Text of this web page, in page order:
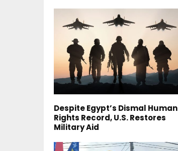
Despite Egypt’s Dismal Human
Rights Record, U.S. Restores
Military Aid